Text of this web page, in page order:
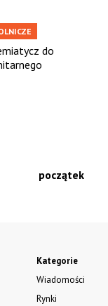
do
początek
Kategorie
Wiadomości
Rynki